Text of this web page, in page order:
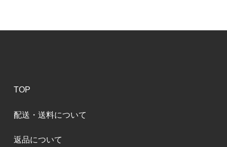
TOP
配送・送料について
返品について